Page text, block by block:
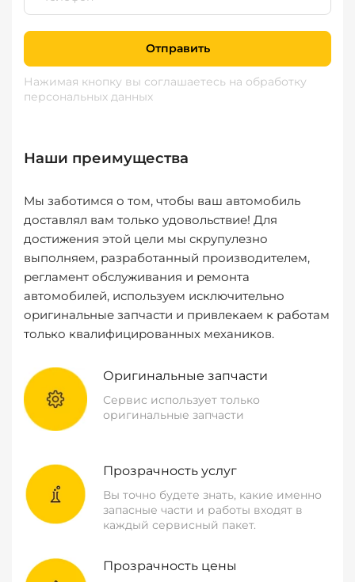
Отправить
Нажимая кнопку вы соглашаетесь на обработку
персональных данных
Наши преимущества
Мы заботимся о том, чтобы ваш автомобиль
доставлял вам только удовольствие! Для
достижения этой цели мы скрупулезно
выполняем, разработанный производителем,
регламент обслуживания и ремонта
автомобилей, используем исключительно
оригинальные запчасти и привлекаем к работам
только квалифицированных механиков.
Оригинальные запчасти
Сервис использует только
оригинальные запчасти
Прозрачность услуг
Вы точно будете знать, какие именно
запасные части и работы входят в
каждый сервисный пакет.
Прозрачность цены